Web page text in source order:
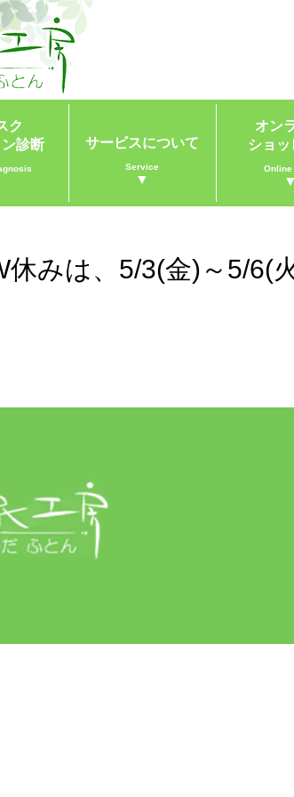
ク
診断
サービスについて
Service
▼
オン
ショ
Online
▼
休みは、5/3(金)～5/6(